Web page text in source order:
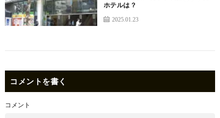
ホテルは？
2025.01.23
コメントを書く
コメント